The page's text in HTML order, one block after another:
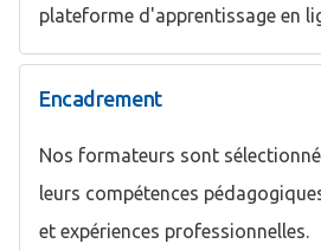
plateforme d'apprentissage en
Encadrement
Nos formateurs sont
leurs compétences
et expériences professionnelles.